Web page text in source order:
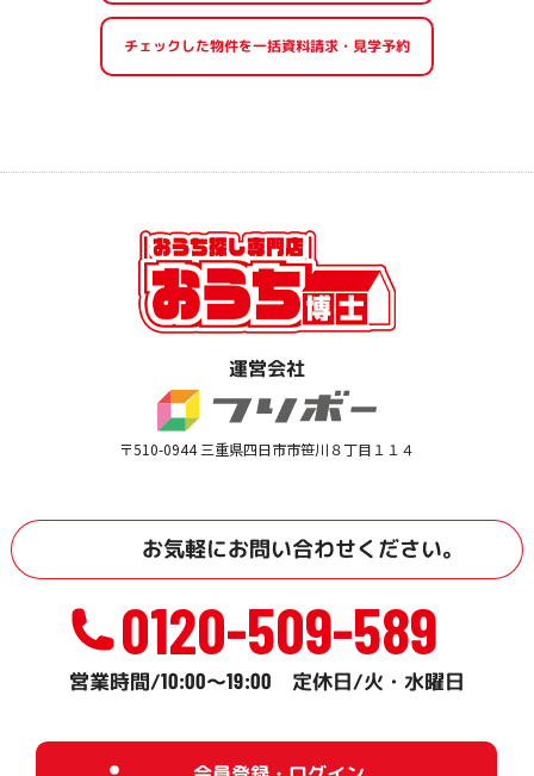
運営会社
〒510-0944 三重県四日市市笹川８丁目１１４
お気軽にお問い合わせください。
0120-509-589
営業時間/10:00～19:00 定休日/火・水曜日